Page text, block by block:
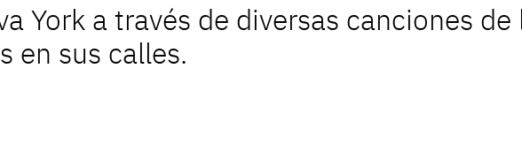
York a través de diversas canciones de
en sus calles.